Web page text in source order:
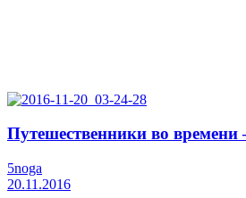
Путешественники во
5noga
20.11.2016